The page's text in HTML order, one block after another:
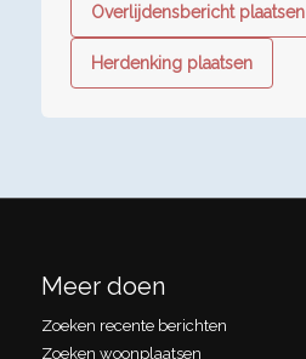
Overlijdensbericht plaatsen
Herdenking plaatsen
Meer doen
Zoeken recente berichten
Zoeken woonplaatsen